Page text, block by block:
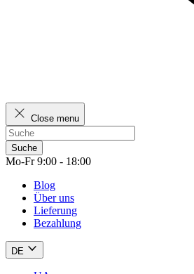
Close menu
Suche
Mo-Fr 9:00 - 18:00
Blog
Über uns
Lieferung
Bezahlung
DE